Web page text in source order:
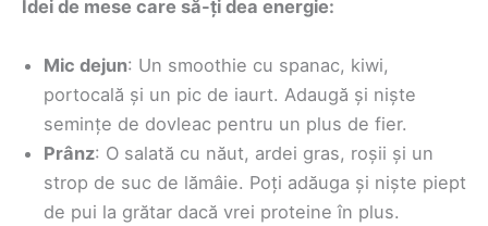
Idei de mese care să-ți dea energie:
Mic dejun: Un smoothie cu spanac, kiwi,
portocală și un pic de iaurt. Adaugă și niște
semințe de dovleac pentru un plus de fier.
Prânz: O salată cu năut, ardei gras, roșii și un
strop de suc de lămâie. Poți adăuga și niște piept
de pui la grătar dacă vrei proteine în plus.